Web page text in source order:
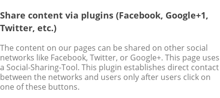
Share content via plugins (Facebook, Google+1,
Twitter, etc.)
The content on our pages can be shared on other social
networks like Facebook, Twitter, or Google+. This page uses
a Social-Sharing-Tool. This plugin establishes direct contact
between the networks and users only after users click on
one of these buttons.